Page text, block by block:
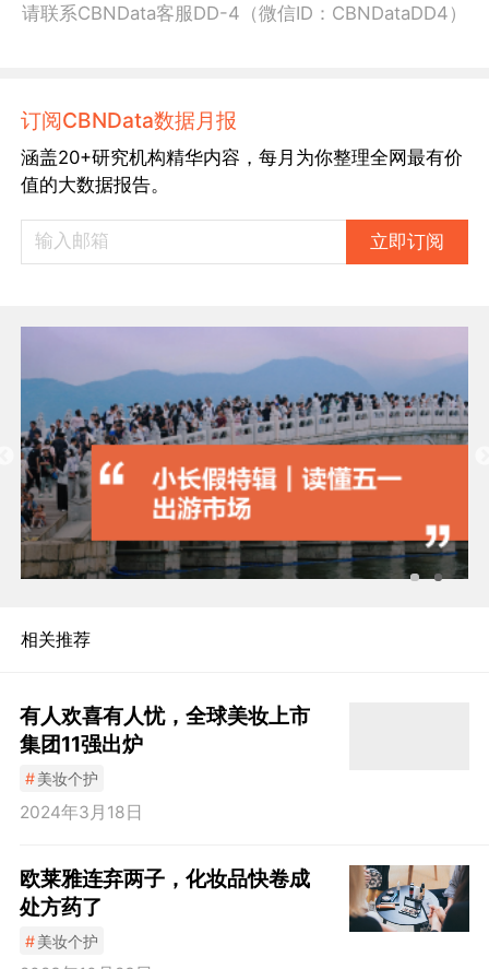
请联系CBNData客服DD-4（微信ID：CBNDataDD4）
订阅CBNData数据月报
涵盖20+研究机构精华内容，每月为你整理全网最有价
值的大数据报告。
立即订阅
相关推荐
有人欢喜有人忧，全球美妆上市
集团11强出炉
#美妆个护
2024年3月18日
欧莱雅连弃两子，化妆品快卷成
处方药了
#美妆个护